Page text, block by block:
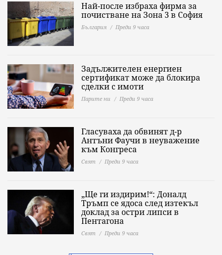
Най-после избраха фирма за
почистване на Зона 3 в София
България Преди 9 часа
Задължителен енергиен
сертификат може да блокира
сделки с имоти
Парите ни Преди 9 часа
Гласуваха да обвинят д-р
Антъни Фаучи в неуважение
към Конгреса
Свят Преди 9 часа
„Ще ги издирим!“: Доналд
Тръмп се ядоса след изтекъл
доклад за остри липси в
Пентагона
Свят Преди 9 часа